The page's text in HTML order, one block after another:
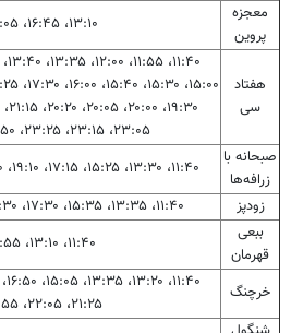
معجزه
پروین
۱۳:۱۰، ۱۶:۴۵، ۲۲:۰۵
هفتاد
سی
۲۳:۰۵، ۲۳:۱۵، ۲۳:۲۵، ۲۳:۵۰، ۲۳:۵۹
صبحانه با
زرافه‌ها
۱۱:۴۰، ۱۳:۳۰، ۱۵:۲۵، ۱۷:۱۵، ۱۹:۱۰، ۲۱:۲۰، ۲۳:۲۰، ۲۳:۵۵
زودپز
۱۱:۴۰، ۱۳:۳۵، ۱۵:۳۵، ۱۷:۳۰، ۱۹:۳۰، ۲۱:۴۰، ۲۳:۵۵
ببعی
قهرمان
۱۱:۴۰، ۱۳:۱۰، ۱۴:۵۵
خرچنگ
۲۱:۲۵، ۲۲:۰۵، ۲۳:۵۵